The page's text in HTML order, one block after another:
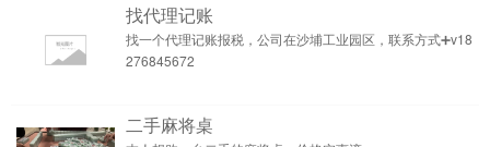
找代理记账
找一个代理记账报税，公司在沙埔工业园区，联系方式➕v18
276845672
二手麻将桌